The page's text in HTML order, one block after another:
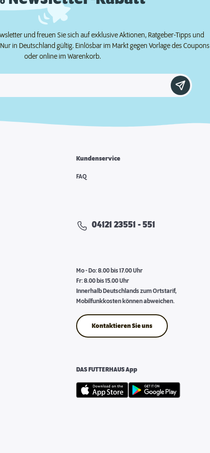
und freuen Sie sich auf exklusive Aktionen, Ratgeber-Tipps und
in Deutschland gültig. Einlösbar im Markt gegen Vorlage des Coupons
oder online im Warenkorb.
Kundenservice
FAQ
04121 23551 - 551
Mo - Do: 8.00 bis 17.00 Uhr
Fr: 8.00 bis 15.00 Uhr
Innerhalb Deutschlands zum Ortstarif,
Mobilfunkkosten können abweichen.
Kontaktieren Sie uns
DAS FUTTERHAUS App